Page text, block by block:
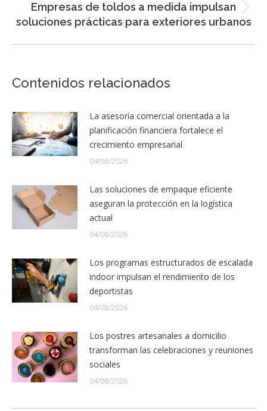
Entrada
siguiente:
Empresas de toldos a medida impulsan
soluciones prácticas para exteriores urbanos
Contenidos relacionados
La asesoría comercial orientada a la
planificación financiera fortalece el
crecimiento empresarial
04/08/2026
Las soluciones de empaque eficiente
aseguran la protección en la logística
actual
04/08/2026
Los programas estructurados de escalada
indoor impulsan el rendimiento de los
deportistas
04/08/2026
Los postres artesanales a domicilio
transforman las celebraciones y reuniones
sociales
04/08/2026